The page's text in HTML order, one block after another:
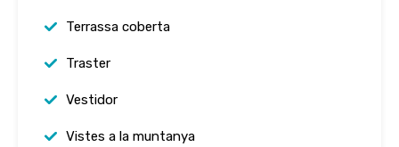
Terrassa coberta
Traster
Vestidor
Vistes a la muntanya